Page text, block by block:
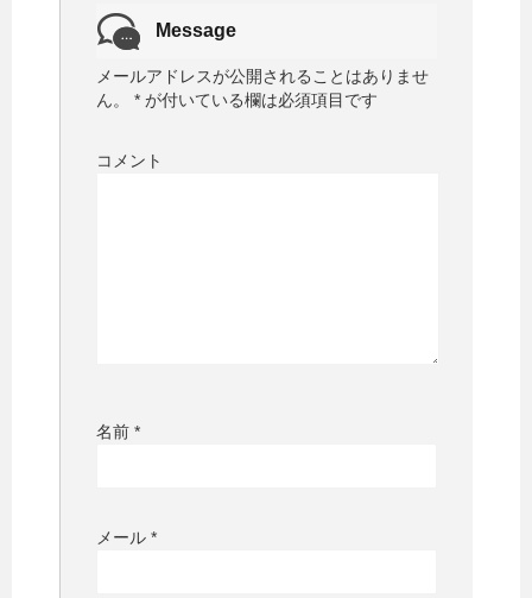
Message
メールアドレスが公開されることはありませ
ん。
* が付いている欄は必須項目です
コメント
名前 *
メール *